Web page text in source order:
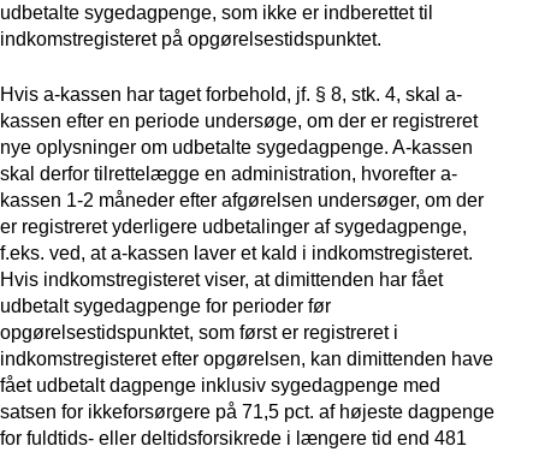
udbetalte sygedagpenge, som ikke er indberettet til
indkomstregisteret på opgørelsestidspunktet.
Hvis a-kassen har taget forbehold, jf. § 8, stk. 4, skal a-
kassen efter en periode undersøge, om der er registreret
nye oplysninger om udbetalte sygedagpenge. A-kassen
skal derfor tilrettelægge en administration, hvorefter a-
kassen 1-2 måneder efter afgørelsen undersøger, om der
er registreret yderligere udbetalinger af sygedagpenge,
f.eks. ved, at a-kassen laver et kald i indkomstregisteret.
Hvis indkomstregisteret viser, at dimittenden har fået
udbetalt sygedagpenge for perioder før
opgørelsestidspunktet, som først er registreret i
indkomstregisteret efter opgørelsen, kan dimittenden have
fået udbetalt dagpenge inklusiv sygedagpenge med
satsen for ikkeforsørgere på 71,5 pct. af højeste dagpenge
for fuldtids- eller deltidsforsikrede i længere tid end 481